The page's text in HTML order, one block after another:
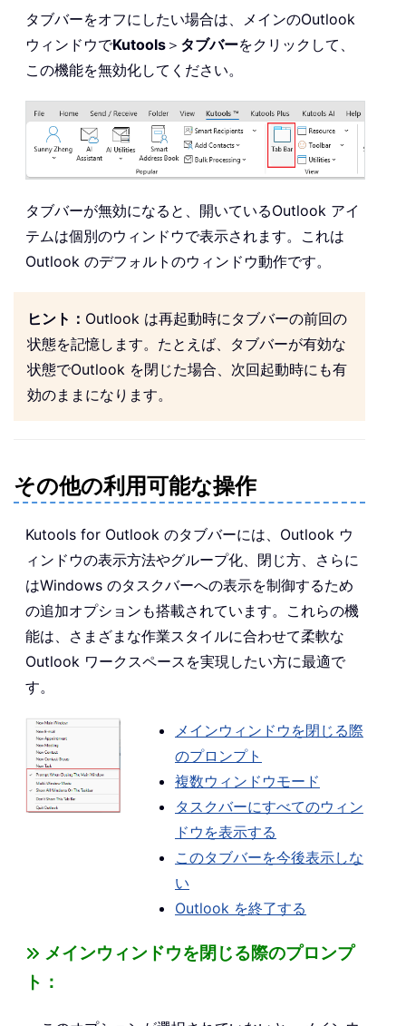
タブバーをオフにしたい場合は、メインのOutlook
ウィンドウでKutools ＞ タブバーをクリックして、
この機能を無効化してください。
タブバーが無効になると、開いているOutlook アイ
テムは個別のウィンドウで表示されます。これは
Outlook のデフォルトのウィンドウ動作です。
ヒント： Outlook は再起動時にタブバーの前回の
状態を記憶します。たとえば、タブバーが有効な
状態でOutlook を閉じた場合、次回起動時にも有
効のままになります。
その他の利用可能な操作
Kutools for Outlook のタブバーには、Outlook ウ
ィンドウの表示方法やグループ化、閉じ方、さらに
はWindows のタスクバーへの表示を制御するため
の追加オプションも搭載されています。これらの機
能は、さまざまな作業スタイルに合わせて柔軟な
Outlook ワークスペースを実現したい方に最適で
す。
メインウィンドウを閉じる際
のプロンプト
複数ウィンドウモード
タスクバーにすべてのウィン
ドウを表示する
このタブバーを今後表示しな
い
Outlook を終了する
メインウィンドウを閉じる際のプロンプ
ト：